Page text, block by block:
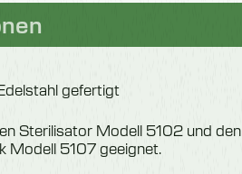
gefertigt
Sterilisator Modell 5102 und den
Modell 5107 geeignet.